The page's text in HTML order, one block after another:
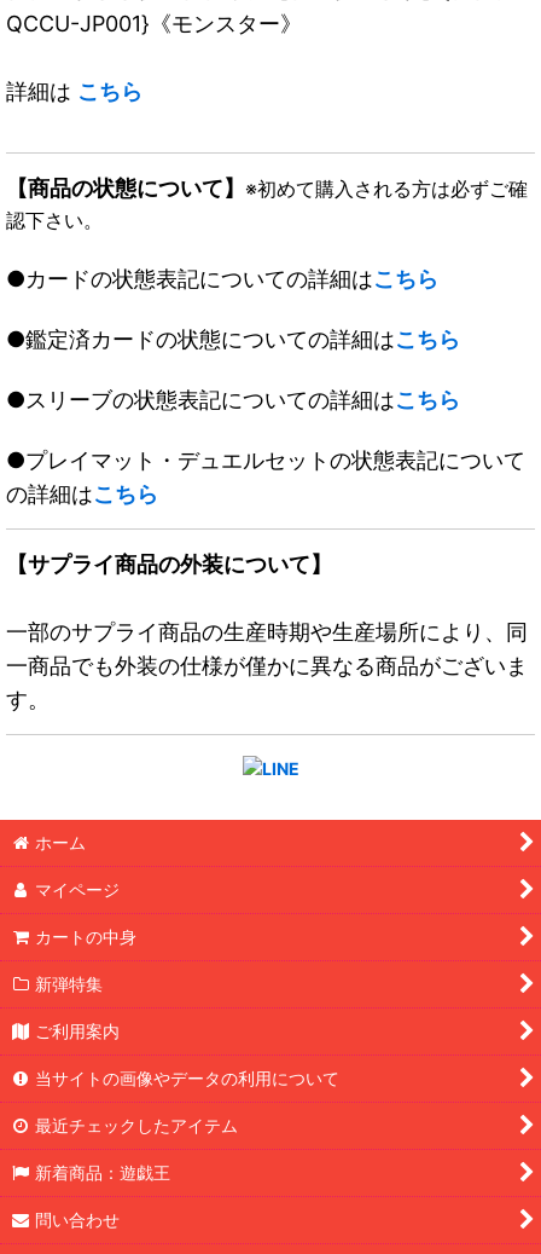
QCCU-JP001}《モンスター》
詳細は こちら
【商品の状態について】 ※初めて購入される方は必ずご確
認下さい。
●カードの状態表記についての詳細はこちら
●鑑定済カードの状態についての詳細はこちら
●スリーブの状態表記についての詳細はこちら
●プレイマット・デュエルセットの状態表記について
の詳細はこちら
【サプライ商品の外装について】
一部のサプライ商品の生産時期や生産場所により、同
一商品でも外装の仕様が僅かに異なる商品がございま
す。
ホーム
マイページ
カートの中身
新弾特集
ご利用案内
当サイトの画像やデータの利用について
最近チェックしたアイテム
新着商品：遊戯王
問い合わせ